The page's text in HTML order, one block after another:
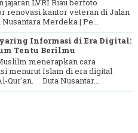
jajaran LVRI Riau berfoto
renovasi kantor veteran di Jalan
Merdeka | Pe...
Informasi di Era Digital:
Tentu Berilmu
menerapkan cara
menurut Islam di era digital
Qur'an. Duta Nusantar...